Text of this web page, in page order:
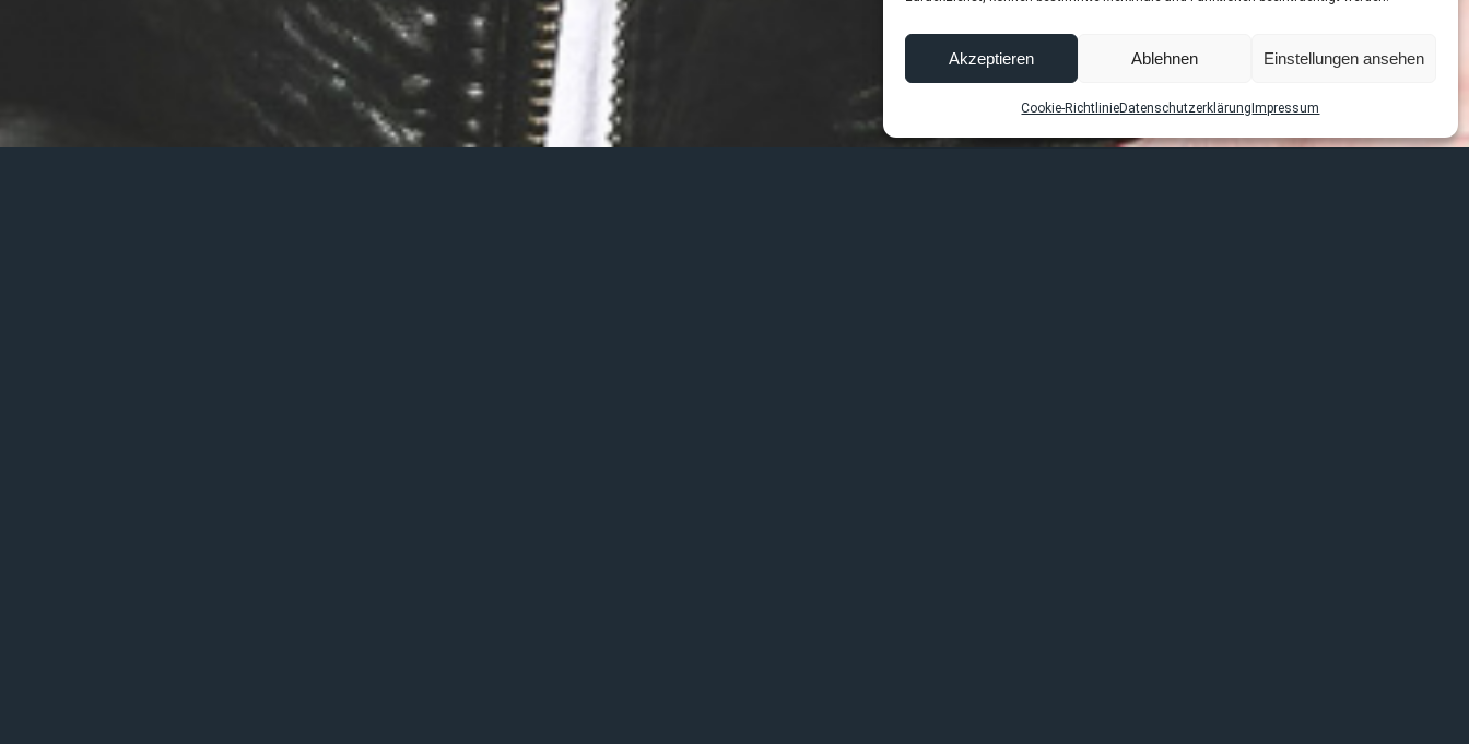
Akzeptieren Ablehnen Einstellungen ansehen
Cookie-RichtlinieDatenschutzerklärung Impressum